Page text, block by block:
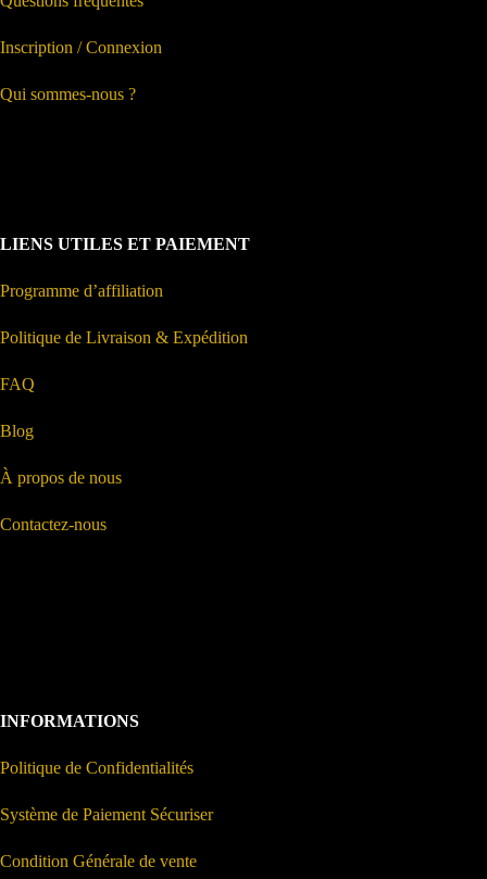
Inscription / Connexion
Qui sommes-nous ?
LIENS UTILES ET PAIEMENT
Programme d’affiliation
Politique de Livraison & Expédition
FAQ
Blog
À propos de nous
Contactez-nous
INFORMATIONS
Politique de Confidentialités
Système de Paiement Sécuriser
Condition Générale de vente